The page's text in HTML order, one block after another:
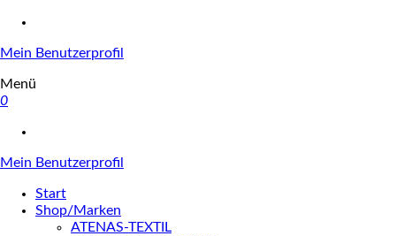
Mein Benutzerprofil
Menü
0
Mein Benutzerprofil
Start
Shop/Marken
ATENAS-TEXTIL